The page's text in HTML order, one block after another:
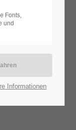
Fonts,
und
Informationen